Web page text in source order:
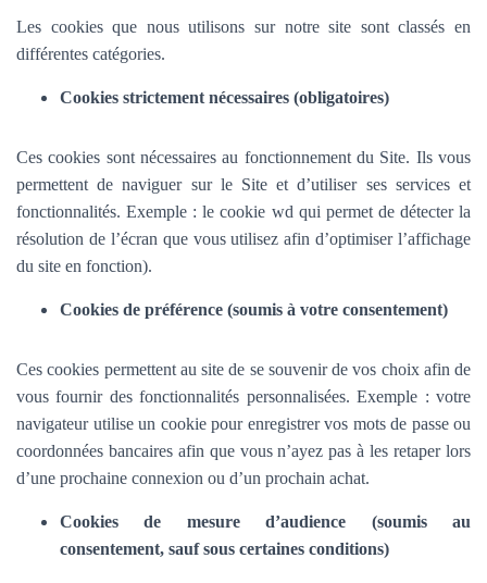
Les cookies que nous utilisons sur notre site sont classés en
différentes catégories.
Cookies strictement nécessaires (obligatoires)
Ces cookies sont nécessaires au fonctionnement du Site. Ils vous
permettent de naviguer sur le Site et d’utiliser ses services et
fonctionnalités. Exemple : le cookie wd qui permet de détecter la
résolution de l’écran que vous utilisez afin d’optimiser l’affichage
du site en fonction).
Cookies de préférence (soumis à votre consentement)
Ces cookies permettent au site de se souvenir de vos choix afin de
vous fournir des fonctionnalités personnalisées. Exemple : votre
navigateur utilise un cookie pour enregistrer vos mots de passe ou
coordonnées bancaires afin que vous n’ayez pas à les retaper lors
d’une prochaine connexion ou d’un prochain achat.
Cookies de mesure d’audience (soumis au
consentement, sauf sous certaines conditions)